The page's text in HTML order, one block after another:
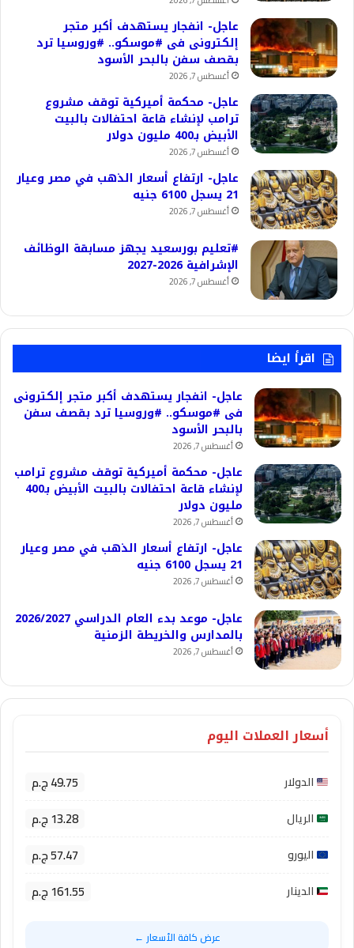
عاجل- انفجار يستهدف أكبر متجر
إلكترونى فى #موسكو.. #وروسيا ترد
بقصف سفن بالبحر الأسود
أغسطس 7, 2026
عاجل- محكمة أميركية توقف مشروع
ترامب لإنشاء قاعة احتفالات بالبيت
الأبيض بـ400 مليون دولار
أغسطس 7, 2026
عاجل- ارتفاع أسعار الذهب في مصر وعيار
21 يسجل 6100 جنيه
أغسطس 7, 2026
#تعليم بورسعيد يجهز مسابقة الوظائف
الإشرافية 2026-2027
أغسطس 7, 2026
اقرأ ايضا
عاجل- انفجار يستهدف أكبر متجر إلكترونى
فى #موسكو.. #وروسيا ترد بقصف سفن
بالبحر الأسود
أغسطس 7, 2026
عاجل- محكمة أميركية توقف مشروع ترامب
لإنشاء قاعة احتفالات بالبيت الأبيض بـ400
مليون دولار
أغسطس 7, 2026
عاجل- ارتفاع أسعار الذهب في مصر وعيار
21 يسجل 6100 جنيه
أغسطس 7, 2026
عاجل- موعد بدء العام الدراسي 2026/2027
بالمدارس والخريطة الزمنية
أغسطس 7, 2026
أسعار العملات اليوم
الدولار 49.75 ج.م
الريال 13.28 ج.م
اليورو 57.47 ج.م
الدينار 161.55 ج.م
عرض كافة الأسعار ←